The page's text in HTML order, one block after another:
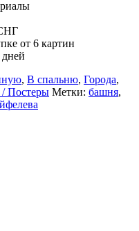
от 6 картин
, В спальню, Города,
Постеры Метки: башня,